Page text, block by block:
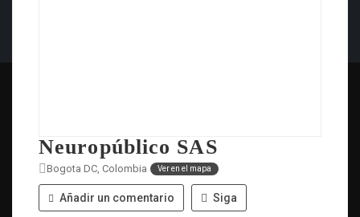
Neuropúblico SAS
Bogota DC, Colombia Ver en el mapa
Añadir un comentario Siga